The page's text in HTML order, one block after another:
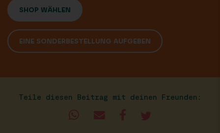
SHOP WÄHLEN
EINE SONDERBESTELLUNG AUFGEBEN
Teile diesen Beitrag mit deinen Freunden: